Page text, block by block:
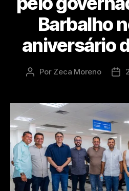
Barbalho
aniversário
Por Zeca Moreno